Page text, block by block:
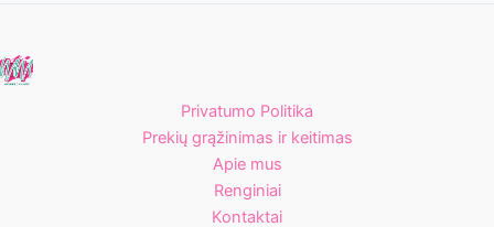
Privatumo Politika
Prekių grąžinimas ir keitimas
Apie mus
Renginiai
Kontaktai